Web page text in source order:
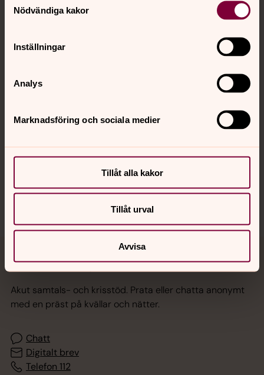
Nödvändiga kakor
Inställningar
Analys
Marknadsföring och sociala medier
Tillåt alla kakor
Tillåt urval
Avvisa
Kalender
Hitta snabbt
Jourhavande präst
Akut samtals- och krisstöd. Prata eller chatta anonymt
med en präst på kvällar och nätter.
Chatt
Digitalt brev
Telefon 112